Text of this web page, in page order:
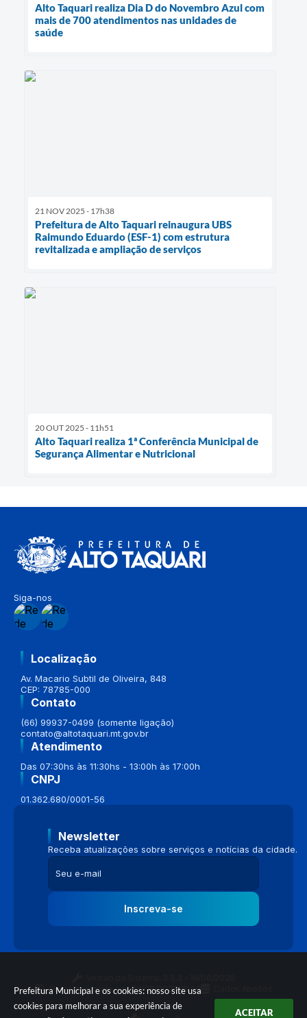
Prefeitura Municipal e os cookies: nosso site usa
cookies para melhorar a sua experiência de
ACEITAR
Alto Taquari realiza Dia D do Novembro Azul com
mais de 700 atendimentos nas unidades de
saúde
21 NOV 2025 - 17h38
Prefeitura de Alto Taquari reinaugura UBS
Raimundo Eduardo (ESF-1) com estrutura
revitalizada e ampliação de serviços
20 OUT 2025 - 11h51
Alto Taquari realiza 1ª Conferência Municipal de
Segurança Alimentar e Nutricional
Siga-nos
Localização
Av. Macario Subtil de Oliveira, 848
CEP: 78785-000
Contato
(66) 99937-0499 (somente ligação)
contato@altotaquari.mt.gov.br
Atendimento
Das 07:30hs às 11:30hs - 13:00h às 17:00h
CNPJ
01.362.680/0001-56
Newsletter
Receba atualizações sobre serviços e notícias da cidade.
Inscreva-se
Portal atualizado em:04/08/2026 16:58